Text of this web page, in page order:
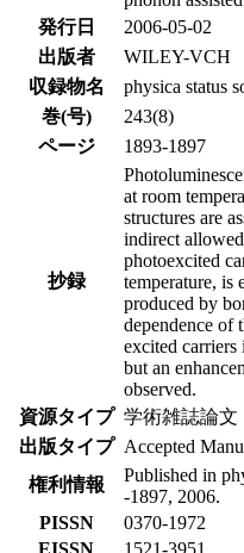
発行日
2006-05-02
出版者
WILEY-VCH
収録物名
physica status
巻(号)
243(8)
ページ
1893-1897
抄録
at room
structures are
indirect
photoexcited
temperature, is
produced by
dependence of
excited carriers
but an
observed.
資源タイプ 学術雑誌論文
出版タイプ Accepted
権利情報
Published in
-1897, 2006.
PISSN
0370-1972
EISSN
1521-3951